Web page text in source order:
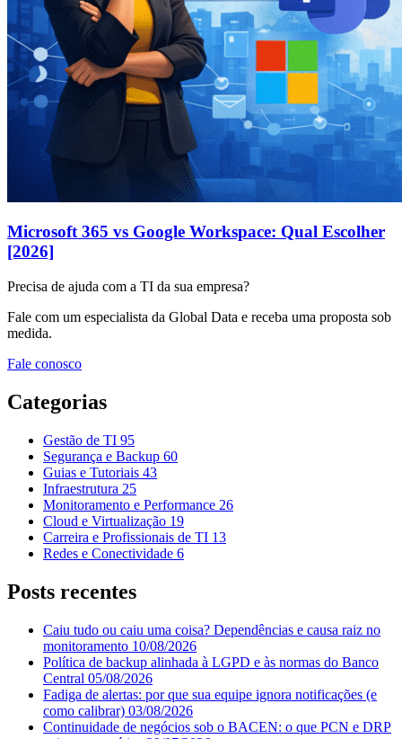
Microsoft 365 vs Google Workspace: Qual Escolher
[2026]
Precisa de ajuda com a TI da sua empresa?
Fale com um especialista da Global Data e receba uma proposta sob
medida.
Fale conosco
Categorias
Gestão de TI 95
Segurança e Backup 60
Guias e Tutoriais 43
Infraestrutura 25
Monitoramento e Performance 26
Cloud e Virtualização 19
Carreira e Profissionais de TI 13
Redes e Conectividade 6
Posts recentes
Caiu tudo ou caiu uma coisa? Dependências e causa raiz no
monitoramento 10/08/2026
Política de backup alinhada à LGPD e às normas do Banco
Central 05/08/2026
Fadiga de alertas: por que sua equipe ignora notificações (e
como calibrar) 03/08/2026
Continuidade de negócios sob o BACEN: o que PCN e DRP